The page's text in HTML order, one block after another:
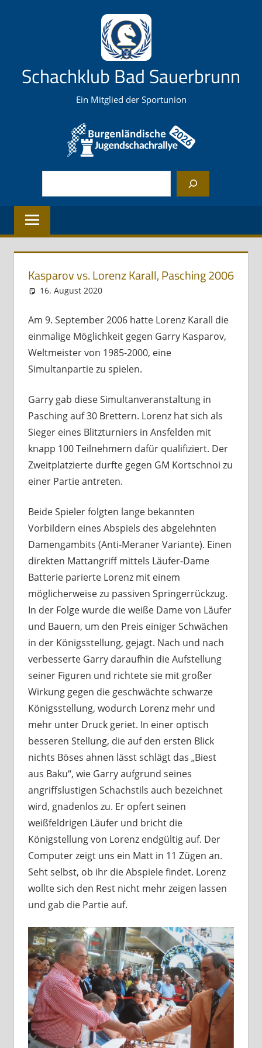
Schachklub Bad Sauerbrunn
Ein Mitglied der Sportunion
Kasparov vs. Lorenz Karall, Pasching 2006
16. August 2020
Am 9. September 2006 hatte Lorenz Karall die
einmalige Möglichkeit gegen Garry Kasparov,
Weltmeister von 1985-2000, eine
Simultanpartie zu spielen.
Garry gab diese Simultanveranstaltung in
Pasching auf 30 Brettern. Lorenz hat sich als
Sieger eines Blitzturniers in Ansfelden mit
knapp 100 Teilnehmern dafür qualifiziert. Der
Zweitplatzierte durfte gegen GM Kortschnoi zu
einer Partie antreten.
Beide Spieler folgten lange bekannten
Vorbildern eines Abspiels des abgelehnten
Damengambits (Anti-Meraner Variante). Einen
direkten Mattangriff mittels Läufer-Dame
Batterie parierte Lorenz mit einem
möglicherweise zu passiven Springerrückzug.
In der Folge wurde die weiße Dame von Läufer
und Bauern, um den Preis einiger Schwächen
in der Königsstellung, gejagt. Nach und nach
verbesserte Garry daraufhin die Aufstellung
seiner Figuren und richtete sie mit großer
Wirkung gegen die geschwächte schwarze
Königsstellung, wodurch Lorenz mehr und
mehr unter Druck geriet. In einer optisch
besseren Stellung, die auf den ersten Blick
nichts Böses ahnen lässt schlägt das „Biest
aus Baku“, wie Garry aufgrund seines
angriffslustigen Schachstils auch bezeichnet
wird, gnadenlos zu. Er opfert seinen
weißfeldrigen Läufer und bricht die
Königstellung von Lorenz endgültig auf. Der
Computer zeigt uns ein Matt in 11 Zügen an.
Seht selbst, ob ihr die Abspiele findet. Lorenz
wollte sich den Rest nicht mehr zeigen lassen
und gab die Partie auf.